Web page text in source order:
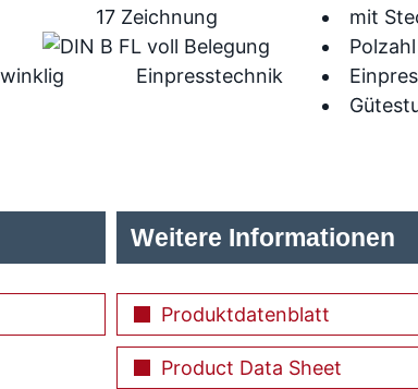
mit
Einpresstechnik
Weitere Informationen
Produktdatenblatt
Product Data Sheet